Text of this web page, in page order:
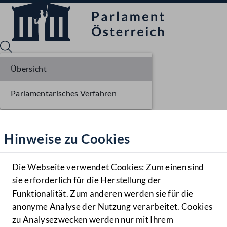
Hilfe
Benutzer
Navigationsmenü öffnen
MENÜ
Hinweise zu Cookies
Die Webseite verwendet Cookies: Zum einen sind
sie erforderlich für die Herstellung der
Funktionalität. Zum anderen werden sie für die
anonyme Analyse der Nutzung verarbeitet. Cookies
zu Analysezwecken werden nur mit Ihrem
Übersicht
Parlamentarisches Verfahren